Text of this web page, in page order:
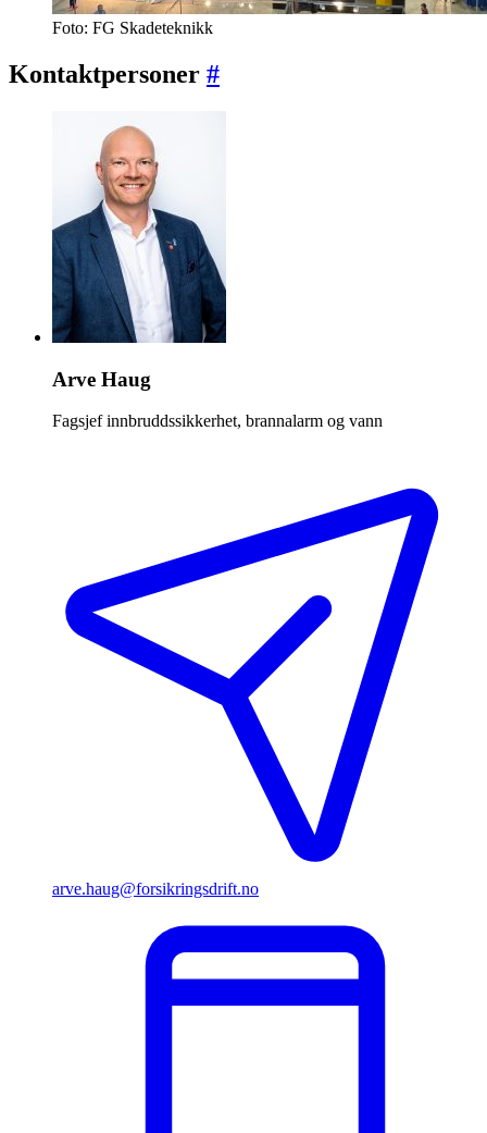
Foto: FG Skadeteknikk
Kontaktpersoner #
Arve Haug
Fagsjef innbruddssikkerhet, brannalarm og vann
arve.haug​@forsikringsdrift.no